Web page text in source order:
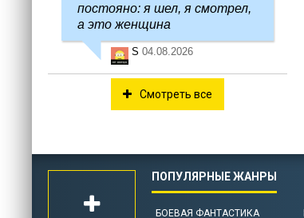
постояно: я шел, я смотрел,
а это женщина
S 04.08.2026
Смотреть все
БОЕВАЯ ФАНТАСТИКА